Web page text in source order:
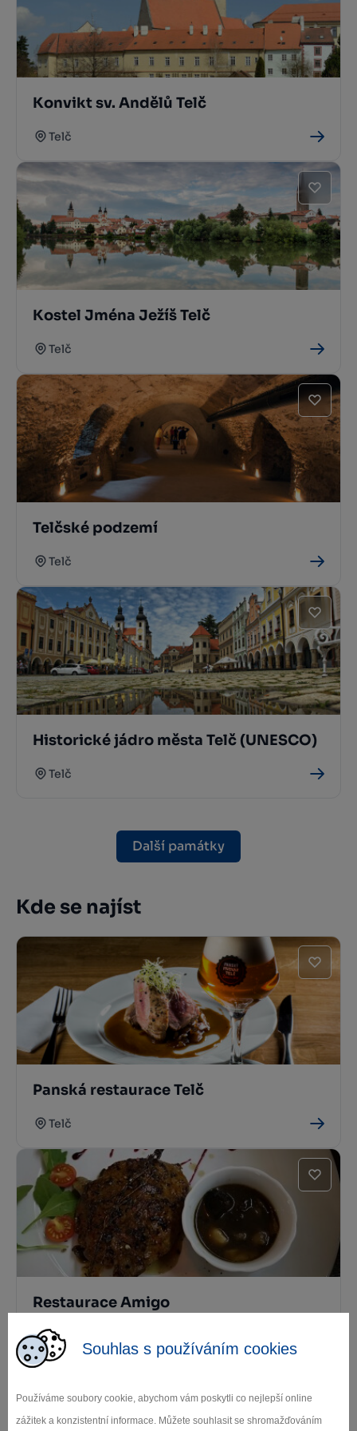
Souhlas s používáním cookies
Používáme soubory cookie, abychom vám poskytli co nejlepší online
zážitek a konzistentní informace. Můžete souhlasit se shromažďováním
Konvikt sv. Andělů Telč
Telč
Kostel Jména Ježíš Telč
Telč
Telčské podzemí
Telč
Historické jádro města Telč (UNESCO)
Telč
Další památky
Kde se najíst
Panská restaurace Telč
Telč
Restaurace Amigo
Telč